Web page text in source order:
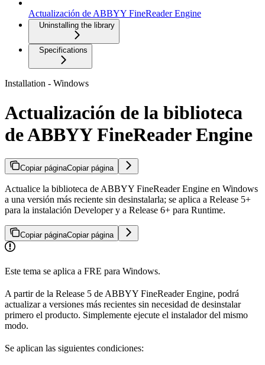
Actualización de ABBYY FineReader Engine
Uninstalling the library
Specifications
Installation - Windows
Actualización de la biblioteca
de ABBYY FineReader Engine
Copiar páginaCopiar página
Actualice la biblioteca de ABBYY FineReader Engine en Windows
a una versión más reciente sin desinstalarla; se aplica a Release 5+
para la instalación Developer y a Release 6+ para Runtime.
Copiar páginaCopiar página
Este tema se aplica a FRE para Windows.
A partir de la Release 5 de ABBYY FineReader Engine, podrá
actualizar a versiones más recientes sin necesidad de desinstalar
primero el producto. Simplemente ejecute el instalador del mismo
modo.
Se aplican las siguientes condiciones: